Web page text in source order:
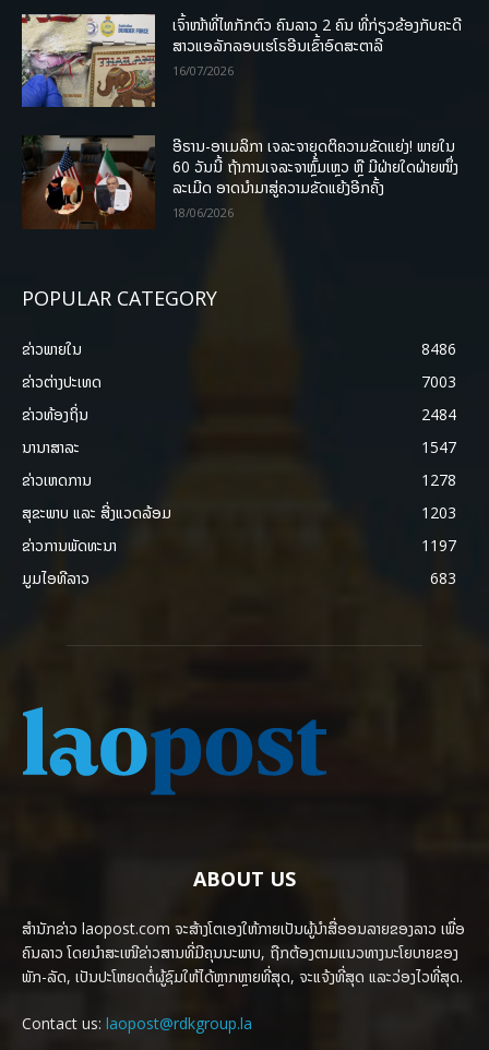
ເຈົ້າໜ້າທີ່ໄທກັກຕົວ ຄົນລາວ 2 ຄົນ ທີ່ກ່ຽວຂ້ອງກັບຄະດີ
ສາວແອລັກລອບເຮໂຣອີນເຂົ້າອົດສະຕາລີ
16/07/2026
ອີຣານ-ອາເມລິກາ ເຈລະຈາຍຸດຕິຄວາມຂັດແຍ່ງ! ພາຍໃນ
60 ວັນນີ້ ຖ້າການເຈລະຈາຫຼົ້ມເຫຼວ ຫຼື ມີຝ່າຍໃດຝ່າຍໜຶ່ງ
ລະເມີດ ອາດນໍາມາສູ່ຄວາມຂັດແຍ້ງອີກຄັ້ງ
18/06/2026
POPULAR CATEGORY
ຂ່າວພາຍ​ໃນ
8486
ຂ່າວຕ່າງປະເທດ
7003
ຂ່າວທ້ອງຖິ່ນ
2484
ນານາສາລະ
1547
ຂ່າວເຫດການ
1278
ສຸຂະພາບ ແລະ ສີ່ງແວດລ້ອມ
1203
ຂ່າວການພັດທະນາ
1197
ມູມໄອທີລາວ
683
ABOUT US
ສຳນັກຂ່າວ laopost.com ຈະສ້າງໂຕເອງໃຫ້ກາຍເປັນຜູ້ນຳສື່ອອນລາຍຂອງລາວ ເພື່ອ
ຄົນລາວ ໂດຍນຳສະເໜີຂ່າວສານທີ່ມີຄຸນນະພາບ, ຖືກຕ້ອງຕາມແນວທາງນະໂຍບາຍຂອງ
ພັກ-ລັດ, ເປັນປະໂຫຍດຕໍ່ຜູ້ຊົມໃຫ້ໄດ້ຫຼາກຫຼາຍທີ່ສຸດ, ຈະແຈ້ງທີ່ສຸດ ແລະວ່ອງໄວທີ່ສຸດ.
Contact us: laopost@rdkgroup.la